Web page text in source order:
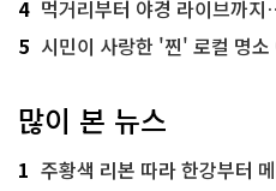
4 먹거리부터 야경 라이브까
5 시민이 사랑한 '찐' 로컬 명소
많이 본 뉴스
1 주황색 리본 따라 한강부터 메타세